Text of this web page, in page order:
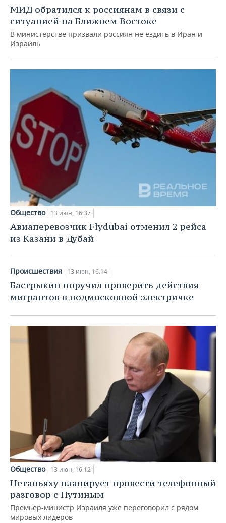
МИД обратился к россиянам в связи с
ситуацией на Ближнем Востоке
В министерстве призвали россиян не ездить в Иран и
Израиль
Общество 13 июн, 16:37
Авиаперевозчик Flydubai отменил 2 рейса
из Казани в Дубай
Происшествия 13 июн, 16:14
Бастрыкин поручил проверить действия
мигрантов в подмосковной электричке
Общество 13 июн, 16:12
Нетаньяху планирует провести телефонный
разговор с Путиным
Премьер-министр Израиля уже переговорил с рядом
мировых лидеров